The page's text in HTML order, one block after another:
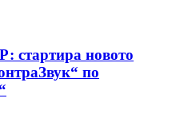
стартира новото
по